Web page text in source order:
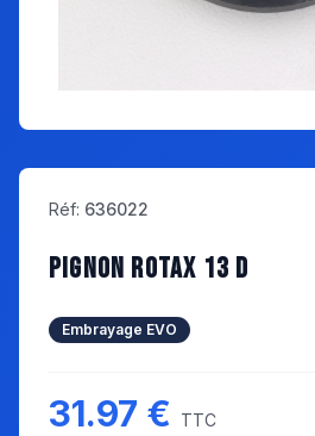
Réf: 636022
PIGNON ROTAX 13 D
Embrayage EVO
31.97 € TTC